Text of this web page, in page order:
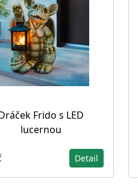
Frido s LED
lucernou
Detail